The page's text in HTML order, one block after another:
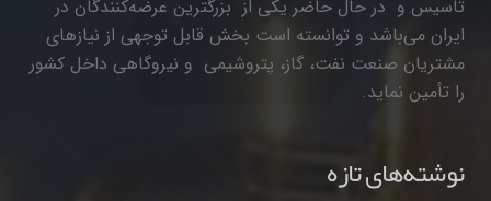
تاسیس و در حال حاضر یکی از بزرگترین عرضه‌کنندگان در
ایران می‌باشد و توانسته است بخش قابل توجهی از نیازهای
مشتریان صنعت نفت، گاز، پتروشیمی و نیروگاهی داخل کشور
را تأمین نماید.
نوشته‌های تازه